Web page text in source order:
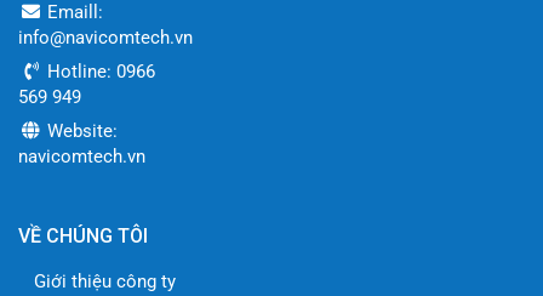
Emaill:
info@navicomtech.vn
Hotline: 0966
569 949
Website:
navicomtech.vn
VỀ CHÚNG TÔI
Giới thiệu công ty